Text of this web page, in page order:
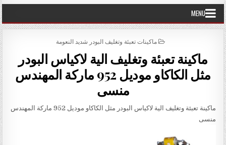
MENU
POSTED IN
ماكينات تعبئة وتغليف البودر شديد النعومة
ماكينة تعبئة وتغليف الية لاكياس البودر
مثل الكاكاو موديل 952 ماركة المهندس
منسى
ماكينة تعبئة وتغليف الية لاكياس البودر مثل الكاكاو موديل 952 ماركة المهندس
منسى